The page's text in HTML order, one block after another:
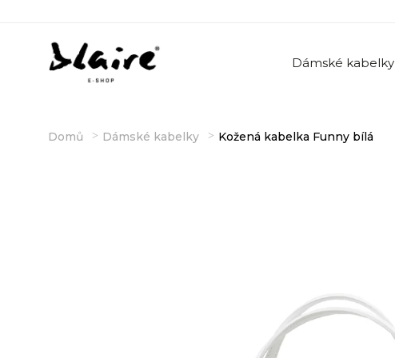
Dámské kabelky
Domů Dámské kabelky Kožená kabelka Funny bílá